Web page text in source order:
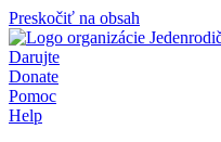
Preskočiť na obsah
Darujte
Donate
Pomoc
Help